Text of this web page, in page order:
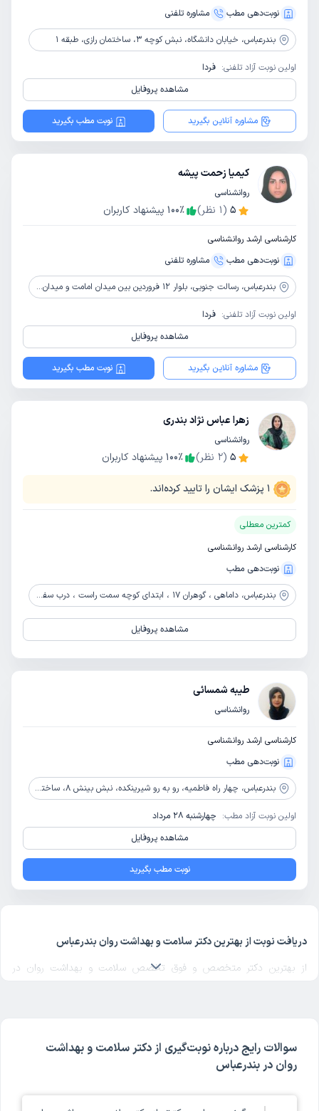
نوبت‌دهی مطب
مشاوره‌ تلفنی
بندرعباس، خیابان دانشگاه، نبش کوچه 3، ساختمان رازی، طبقه 1
اولین نوبت آزاد تلفنی: فردا
مشاهده پروفایل
مشاوره آنلاین بگیرید نوبت مطب بگیرید
کیمیا زحمت پیشه
روانشناسی
5
(
1 نظر) 100٪ پیشنهاد کاربران
کارشناسی ارشد روانشناسی
نوبت‌دهی مطب
مشاوره‌ تلفنی
بندرعباس، رسالت جنوبی، بلوار 12 فروردین بین میدان امامت و میدان 9 دی، مرکز مشاوره شاهد
اولین نوبت آزاد تلفنی: فردا
مشاهده پروفایل
مشاوره آنلاین بگیرید نوبت مطب بگیرید
زهرا عباس نژاد بندری
روانشناسی
5
(
2 نظر) 100٪ پیشنهاد کاربران
1 پزشک ایشان را تایید کرده‌اند.
کمترین معطلی
کارشناسی ارشد روانشناسی
نوبت‌دهی مطب
بندرعباس، داماهی ، گوهران 17 ، ابتدای کوچه سمت راست ، درب سفید
مشاهده پروفایل
طیبه شمسائی
روانشناسی
کارشناسی ارشد روانشناسی
نوبت‌دهی مطب
بندرعباس، چهار راه فاطمیه، رو به رو شیرینکده، نبش بینش 8، ساختمان پارسه، طبقه 8، کلینیک اندیشه نو
اولین نوبت آزاد مطب: چهارشنبه 28 مرداد
مشاهده پروفایل
نوبت مطب بگیرید
دریافت نوبت از بهترین دکتر سلامت و بهداشت روان بندرعباس
از بهترین دکتر متخصص و فوق تخصص سلامت و بهداشت روان در
نظر مراجعه‌کنندگان درباره پزشک سلامت و بهداشت روان مربوطه را بررسی
کنید. دکترتو در تمام صفحات مربوط به دکترهای سلامت و بهداشت روان
بندرعباس، امکان بررسی کد نظام پزشکی، آدرس مطب و مراکز حضور دکتر،
شماره تماس و ثبت نوبت حضوری برای سلامت و بهداشت روان در
سوالات رایج درباره نوبت‌گیری از دکتر سلامت و بهداشت
روان در بندرعباس